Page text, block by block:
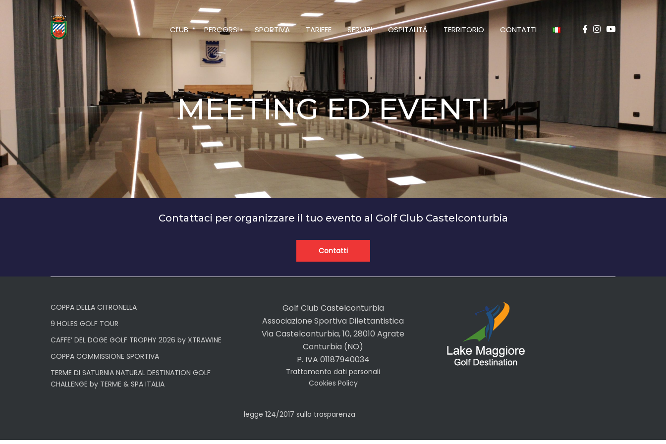
CLUB PERCORSI SPORTIVA TARIFFE SERVIZI OSPITALITÀ TERRITORIO CONTATTI
MEETING ED EVENTI
Contattaci per organizzare il tuo evento al Golf Club Castelconturbia
Contatti
COPPA DELLA CITRONELLA
9 HOLES GOLF TOUR
CAFFE’ DEL DOGE GOLF TROPHY 2026 by XTRAWINE
COPPA COMMISSIONE SPORTIVA
TERME DI SATURNIA NATURAL DESTINATION GOLF
CHALLENGE by TERME & SPA ITALIA
Golf Club Castelconturbia
Associazione Sportiva Dilettantistica
Via Castelconturbia, 10, 28010 Agrate
Conturbia (NO)
P. IVA 01187940034
Trattamento dati personali
Cookies Policy
legge 124/2017 sulla trasparenza